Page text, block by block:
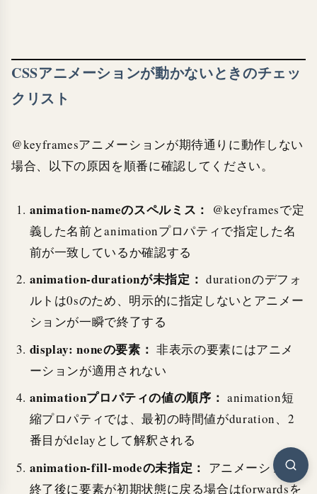
CSSアニメーションが動かないときのチェッ
クリスト
@keyframesアニメーションが期待通りに動作しない
場合、以下の原因を順番に確認してください。
animation-nameのスペルミス：
@keyframesで定
義した名前とanimationプロパティで指定した名
前が一致しているか確認する
animation-durationが未指定： durationのデフォ
ルトは0sのため、明示的に指定しないとアニメー
ションが一瞬で終了する
display: noneの要素： 非表示の要素にはアニメ
ーションが適用されない
animationプロパティの値の順序： animation短
縮プロパティでは、最初の時間値がduration、2
番目がdelayとして解釈される
animation-fill-modeの未指定： アニメーション
終了後に要素が初期状態に戻る場合はforwardsを